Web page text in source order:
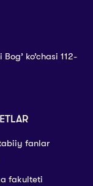
ko’chasi 112-
fanlar
fakulteti